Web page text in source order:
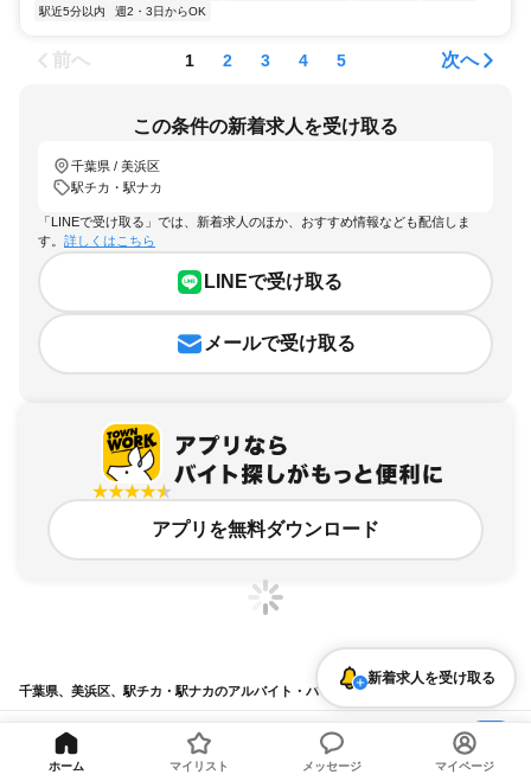
駅近5分以内
週2・3日からOK
前へ 1 2 3 4 5 次へ
この条件の新着求人を受け取る
千葉県 / 美浜区
駅チカ・駅ナカ
「LINEで受け取る」では、新着求人のほか、おすすめ情報なども配信しま
す。 詳しくはこちら
LINEで受け取る
メールで受け取る
アプリを無料ダウンロード
千葉県、美浜区、駅チカ・駅ナカのアルバイト・バイト求人情報
求人の詳細を表示
条件を追加・変更して検索
新着求人を受け取る
ホーム マイリスト メッセージ マイページ